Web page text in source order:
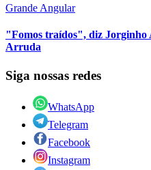
Grande Angular
"Fomos traídos", diz Jorginho
Arruda
Siga nossas redes
WhatsApp
Telegram
Facebook
Instagram